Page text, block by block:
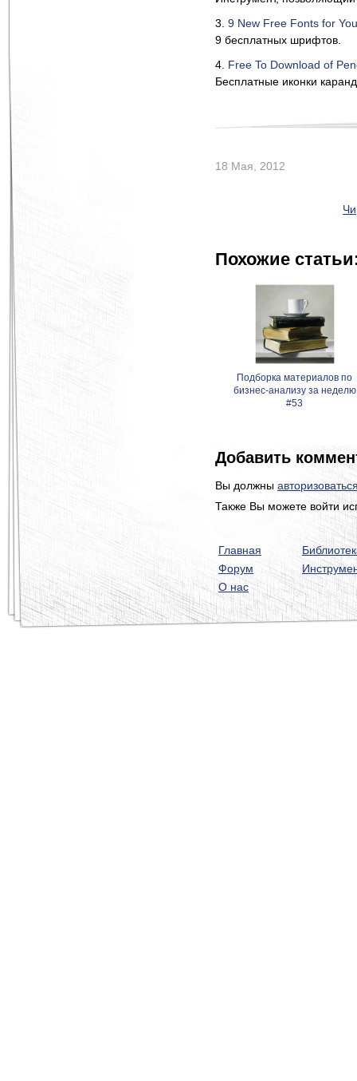
3. 9 New Free Fonts for
9 бесплатных шрифтов.
4. Free To Download of
Бесплатные иконки
18 Мая, 2012
Похожие
Подборка материалов по
бизнес-анализу за неделю
#53
Добавить
Вы должны
Также Вы можете войти
Главная
Форум
О нас